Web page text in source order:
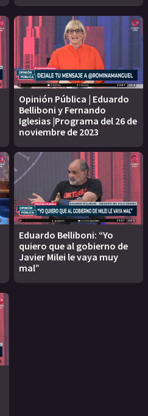
Opinión Pública | Eduardo
Belliboni y Fernando
Iglesias |Programa del 26 de
noviembre de 2023
Eduardo Belliboni: “Yo
quiero que al gobierno de
Javier Milei le vaya muy
mal”